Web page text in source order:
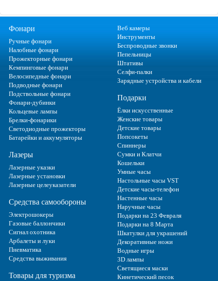
Фонари
Ручные фонари
Налобные фонари
Прожекторные фонари
Кемпинговые фонари
Велосипедные фонари
Подводные фонари
Подствольные фонари
Фонари-дубинки
Кольцевые лампы
Брелки-фонарики
Светодиодные прожекторы
Батарейки и аккумуляторы
Лазеры
Лазерные указки
Лазерные установки
Лазерные целеуказатели
Средства самообороны
Электрошокеры
Газовые баллончики
Сигнал охотника
Арбалеты и луки
Пневматика
Средства выживания
Товары для туризма
Веб камеры
Инструменты
Беспроводные звонки
Пепельницы
Штативы
Селфи-палки
Зарядные устройства и кабели
Подарки
Ёлки искусственные
Женские товары
Детские товары
Попсокеты
Спиннеры
Сумки и Клатчи
Кошельки
Умные часы
Настольные часы VST
Детские часы-телефон
Настенные часы
Наручные часы
Подарки на 23 Февраля
Подарки на 8 Марта
Шкатулки для украшений
Декоративные ножи
Водные игры
3D лампы
Светящиеся маски
Кинетический песок